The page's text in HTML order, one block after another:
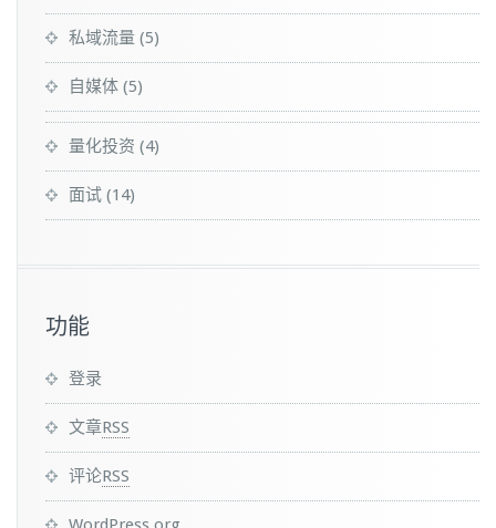
私域流量 (5)
自媒体 (5)
量化投资 (4)
面试 (14)
功能
登录
文章RSS
评论RSS